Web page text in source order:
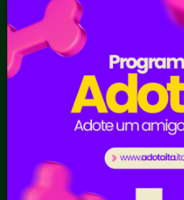
Despesas
Diárias
Emendas
parlamentares
Organizacional
Digital
Licitações e